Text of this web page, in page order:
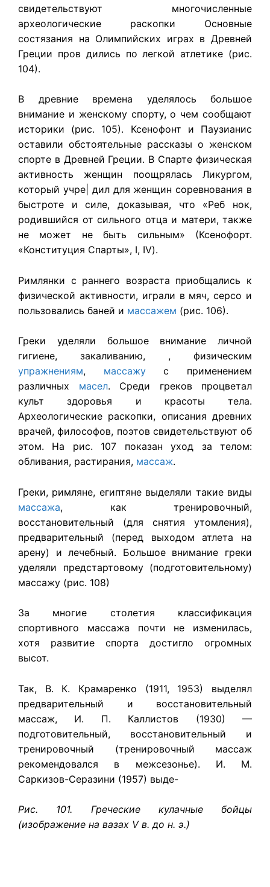
свидетельствуют многочисленные
археологические раскопки Основные
состязания на Олимпийских играх в Древней
Греции пров дились по легкой атлетике (рис.
104).
В древние времена уделялось большое
внимание и женскому спорту, о чем сообщают
историки (рис. 105). Ксенофонт и Паузианис
оставили обстоятельные рассказы о женском
спорте в Древней Греции. В Спарте физическая
активность женщин поощрялась Ликургом,
который учре| дил для женщин соревнования в
быстроте и силе, доказывая, что «Реб нок,
родившийся от сильного отца и матери, также
не может не быть сильным» (Ксенофорт.
«Конституция Спарты», I, IV).
Римлянки с раннего возраста приобщались к
физической активности, играли в мяч, серсо и
пользовались баней и массажем (рис. 106).
Греки уделяли большое внимание личной
гигиене, закаливанию, , физическим
упражнениям, массажус применением
различных масел. Среди греков процветал
культ здоровья и красоты тела.
Археологические раскопки, описания древних
врачей, философов, поэтов свидетельствуют об
этом. На рис. 107 показан уход за телом:
обливания, растирания, массаж.
Греки, римляне, египтяне выделяли такие виды
массажа, как тренировочный,
восстановительный (для снятия утомления),
предварительный (перед выходом атлета на
арену) и лечебный. Большое внимание греки
уделяли предстартовому (подготовительному)
массажу (рис. 108)
За многие столетия классификация
спортивного массажа почти не изменилась,
хотя развитие спорта достигло огромных
высот.
Так, В. К. Крамаренко (1911, 1953) выделял
предварительный и восстановительный
массаж, И. П. Каллистов (1930) —
подготовительный, восстановительный и
тренировочный (тренировочный массаж
рекомендовался в межсезонье). И. М.
Саркизов-Серазини (1957) выде-
Рис. 101. Греческие кулачные бойцы
(изображение на вазах V в. до н. э.)